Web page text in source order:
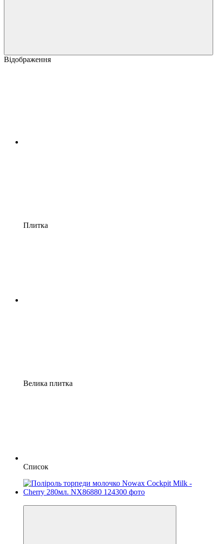
Відображення
Плитка
Велика плитка
Список